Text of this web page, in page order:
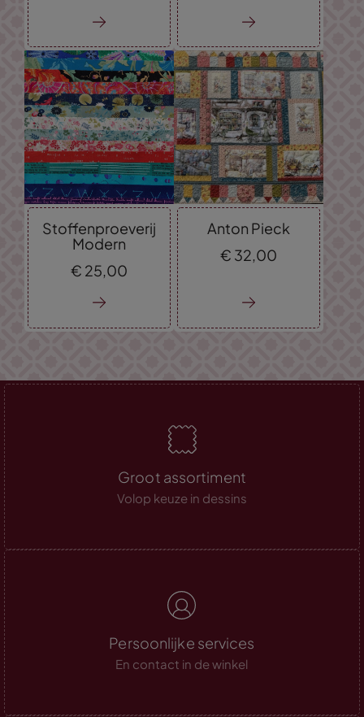
Stoffenproeverij
Modern
€ 25, 00
Anton Pieck
€ 32, 00
Groot assortiment
Volop keuze in dessins
Persoonlijke services
En contact in de winkel